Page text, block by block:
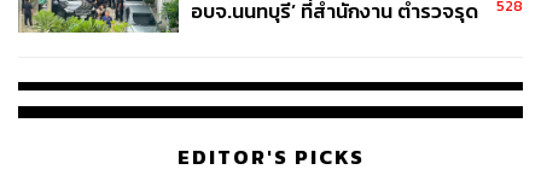
ภาพ:picture alliance / Getty Images
https://www.reuters.com/sports/soccer/mbappe-fires-
back-paraguayan-senators-racist-tirade-after-france-v
ictory-2026-07-06/
อบจ.นนทบุรี’ ที่สำนักงาน ตำรวจรุด
528
EDITOR'S PICKS